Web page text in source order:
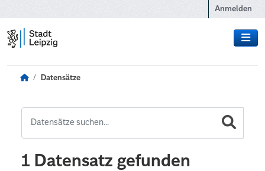
Anmelden
Datensätze
1 Datensatz gefunden